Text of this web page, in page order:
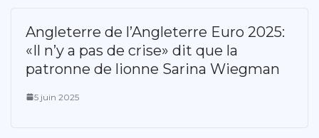
Angleterre de l’Angleterre Euro 2025:
«Il n’y a pas de crise» dit que la
patronne de lionne Sarina Wiegman
5 juin 2025